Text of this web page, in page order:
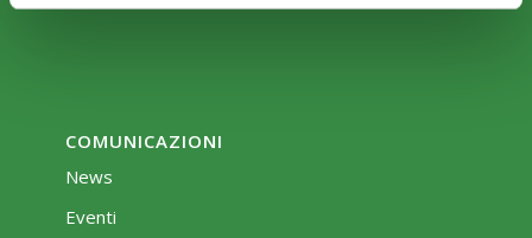
COMUNICAZIONI
News
Eventi